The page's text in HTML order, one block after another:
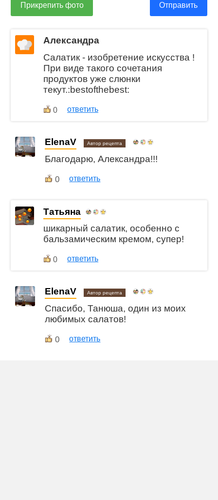
Прикрепить фото Отправить
Александра
Салатик - изобретение искусства !
При виде такого сочетания
продуктов уже слюнки
текут.:bestofthebest:
0 ответить
ElenaV Автор рецепта
Благодарю, Александра!!!
0 ответить
Татьяна
шикарный салатик, особенно с
бальзамическим кремом, супер!
0 ответить
ElenaV Автор рецепта
Спасибо, Танюша, один из моих
любимых салатов!
0 ответить